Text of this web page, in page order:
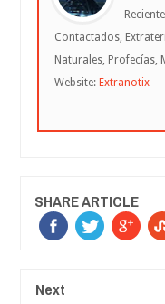
Contactados,
Naturales, Profecías,
Website: Extranotix
SHARE ARTICLE
Next